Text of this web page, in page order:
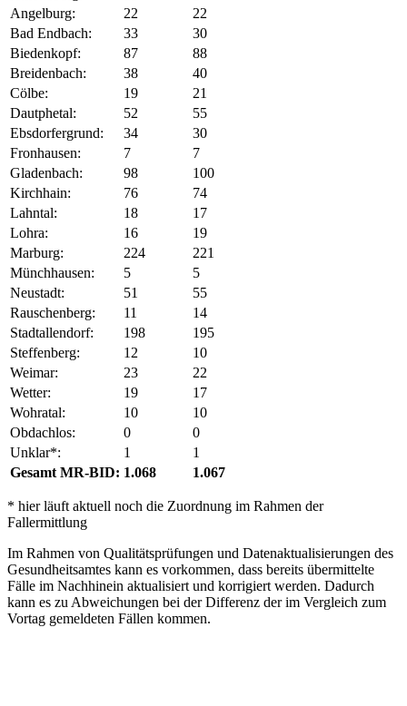
Angelburg:
22
22
Bad Endbach:
33
30
Biedenkopf:
87
88
Breidenbach:
38
40
Cölbe:
19
21
Dautphetal:
52
55
Ebsdorfergrund:
34
30
Fronhausen:
7
7
Gladenbach:
98
100
Kirchhain:
76
74
Lahntal:
18
17
Lohra:
16
19
Marburg:
224
221
Münchhausen:
5
5
Neustadt:
51
55
Rauschenberg:
11
14
Stadtallendorf:
198
195
Steffenberg:
12
10
Weimar:
23
22
Wetter:
19
17
Wohratal:
10
10
Obdachlos:
0
0
Unklar*:
1
1
Gesamt MR-BID: 1.068 1.067
* hier läuft aktuell noch die Zuordnung im Rahmen der
Fallermittlung
Im Rahmen von Qualitätsprüfungen und Datenaktualisierungen des
Gesundheitsamtes kann es vorkommen, dass bereits übermittelte
Fälle im Nachhinein aktualisiert und korrigiert werden. Dadurch
kann es zu Abweichungen bei der Differenz der im Vergleich zum
Vortag gemeldeten Fällen kommen.